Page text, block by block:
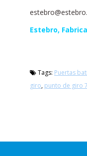
Estebro,
Tags: Puertas
giro, punto de giro